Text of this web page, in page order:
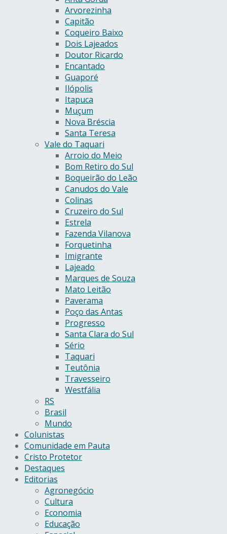
Arvorezinha
Capitão
Coqueiro Baixo
Dois Lajeados
Doutor Ricardo
Encantado
Guaporé
Ilópolis
Itapuca
Muçum
Nova Bréscia
Santa Teresa
Vale do Taquari
Arroio do Meio
Bom Retiro do Sul
Boqueirão do Leão
Canudos do Vale
Colinas
Cruzeiro do Sul
Estrela
Fazenda Vilanova
Forquetinha
Imigrante
Lajeado
Marques de Souza
Mato Leitão
Paverama
Poço das Antas
Progresso
Santa Clara do Sul
Sério
Taquari
Teutônia
Travesseiro
Westfália
RS
Brasil
Mundo
Colunistas
Comunidade em Pauta
Cristo Protetor
Destaques
Editorias
Agronegócio
Cultura
Economia
Educação